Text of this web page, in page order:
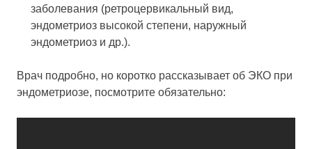
заболевания (ретроцервикальный вид,
эндометриоз высокой степени, наружный
эндометриоз и др.).
Врач подробно, но коротко рассказывает об ЭКО при
эндометриозе, посмотрите обязательно: